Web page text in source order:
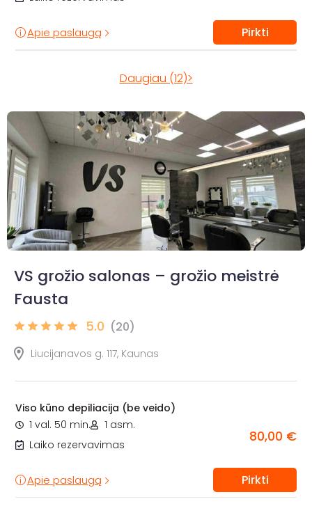
Apie paslaugą Pirkti
Daugiau (12)>
VS grožio salonas – grožio meistrė
Fausta
5.0 (20)
Liucijanavos g. 117, Kaunas
Viso kūno depiliacija (be veido)
1 val. 50 min.
1 asm.
Laiko rezervavimas
80,00 €
Apie paslaugą Pirkti